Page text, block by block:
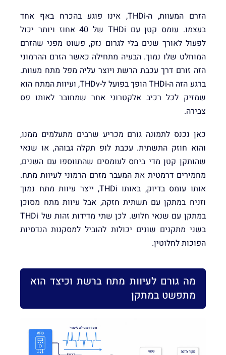
הזרם המעוות, ה-THDi, אינו פוגע בהכרח באף אחד
בעצמו. עומס קטן עם THDi של 40 אחוז ויותר יכול
לפעול לאורך שנים בלי לגרום נזק, פשוט מפני שהזרם
המוחלט שלו נמוך. הבעיה מתחילה כאשר הזרם ההרמוני
הזה זורם דרך עכבת הרשת ויוצר עליה מפל מתח מעוות.
ברגע הזה ה-THDi הופך בפועל ל-THDv, ועיוות המתח הוא
שמזיק לכל רכיב אלקטרוני אחר שמחובר לאותו פס
צבירה.
כאן נכנס לתמונה גורם מכריע שרבים מתעלמים ממנו,
והוא חוזק התשתית. עכבת לופ תקלה גבוהה, או שנאי
שהותקן קטן מדי ביחס לעומסים שהתווספו עם השנים,
מחמירים דרמטית את המעבר מזרם הרמוני לעיוות מתח.
אותו עומס בדיוק, באותו THDi, ייצר עיוות מתח נמוך
וזניח במתקן עם תשתית חזקה, אבל עיוות מתח מסוכן
במתקן עם שנאי חלוש. לכן שתי מדידות זהות של THDi
בשני מתקנים שונים יכולות להוביל למסקנות הנדסיות
הפוכות לחלוטין.
מה גורם לעיוות מתח ברשת וכיצד הוא
מתפשט במתקן